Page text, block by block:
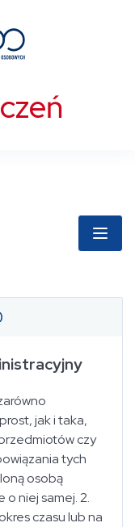
jak i taka,
czy
tych
osobą
niej samej. 2.
czasu lub na